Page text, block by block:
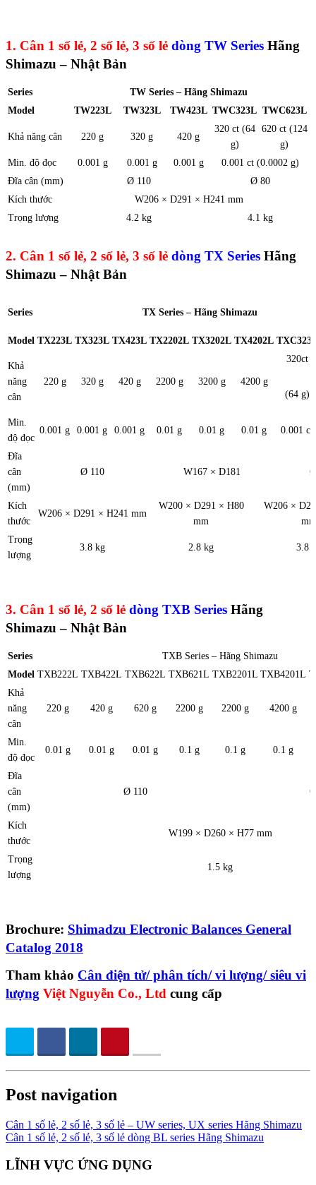
1. Cân 1 số lẻ, 2 số lẻ, 3 số lẻ dòng TW Series Hãng
Shimazu – Nhật Bản
Series
TW Series – Hãng Shimazu
Model
TW223L TW323L TW423L TWC323L TWC623L
Khả năng cân 220 g 320 g 420 g
320 ct (64
g)
620 ct (124
g)
Min. độ đọc
0.001 g 0.001 g 0.001 g
0.001 ct (0.0002 g)
Đĩa cân (mm)
Ø 110
Ø 80
Kích thước
W206 × D291 × H241 mm
Trọng lượng
4.2 kg 4.1 kg
2. Cân 1 số lẻ, 2 số lẻ, 3 số lẻ dòng TX Series Hãng
Shimazu – Nhật Bản
Series TX Series – Hãng Shimazu
Model TX223L TX323L TX423L TX2202L TX3202L TX4202L
Khả
năng
cân
220 g 320 g 420 g 2200 g 3200 g 4200 g
320ct
(64 g)
Min.
độ đọc
0.001 g 0.001 g 0.001 g 0.01 g 0.01 g 0.01 g 0.001 ct
Đĩa
cân
(mm)
Ø 110 W167 × D181
Kích
thước
W206 × D291 × H241 mm
W200 × D291 × H80
mm
W206 ×
mm
Trọng
lượng
3.8 kg 2.8 kg 3.8
3. Cân 1 số lẻ, 2 số lẻ dòng TXB Series Hãng
Shimazu – Nhật Bản
Series
TXB Series – Hãng Shimazu
Model TXB222L TXB422L TXB622L TXB621L TXB2201L TXB4201L
Khả
năng
cân
220 g 420 g 620 g 2200 g 2200 g 4200 g
Min.
độ đọc
0.01 g 0.01 g 0.01 g 0.1 g 0.1 g 0.1 g
Đĩa
cân
(mm)
Ø 110
Kích
thước
W199 × D260 × H77 mm
Trọng
lượng
1.5 kg
Brochure: Shimadzu Electronic Balances General
Catalog 2018
Tham khảo Cân điện tử/ phân tích/ vi lượng/ siêu vi
lượng Việt Nguyễn Co., Ltd cung cấp
Post navigation
Cân 1 số lẻ, 2 số lẻ, 3 số lẻ – UW series, UX series Hãng Shimazu
Cân 1 số lẻ, 2 số lẻ, 3 số lẻ dòng BL series Hãng Shimazu
LĨNH VỰC ỨNG DỤNG